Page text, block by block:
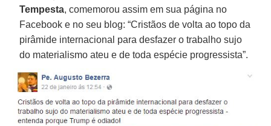
Tempesta, comemorou assim em sua página no
Facebook e no seu blog: “Cristãos de volta ao topo da
pirâmide internacional para desfazer o trabalho sujo
do materialismo ateu e de toda espécie progressista”.